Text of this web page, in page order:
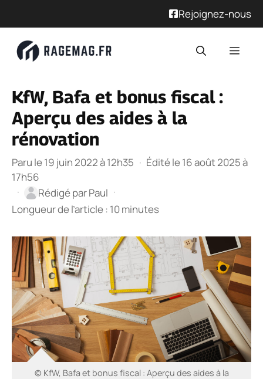
Rejoignez-nous
KfW, Bafa et bonus fiscal :
Aperçu des aides à la
rénovation
Paru le 19 juin 2022 à 12h35 · Édité le 16 août 2025 à
17h56
·
Rédigé parPaul ·
Longueur de l’article : 10 minutes
© KfW, Bafa et bonus fiscal : Aperçu des aides à la